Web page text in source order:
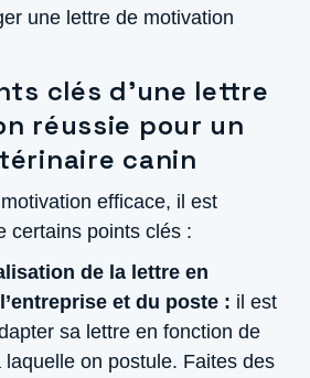
une lettre de motivation
clés d’une lettre
réussie pour un
canin
efficace, il est
certains points clés :
de la lettre en
et du poste : il est
sa lettre en fonction de
laquelle on postule. Faites des